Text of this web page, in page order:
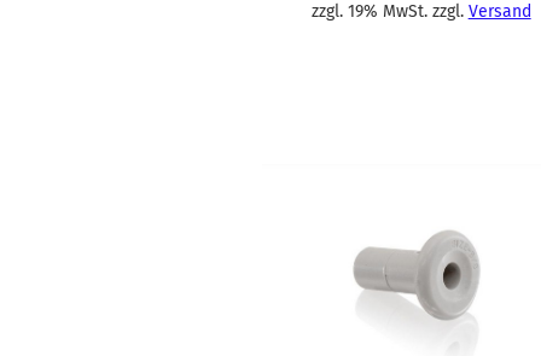
zzgl. 19% MwSt. zzgl. Versand